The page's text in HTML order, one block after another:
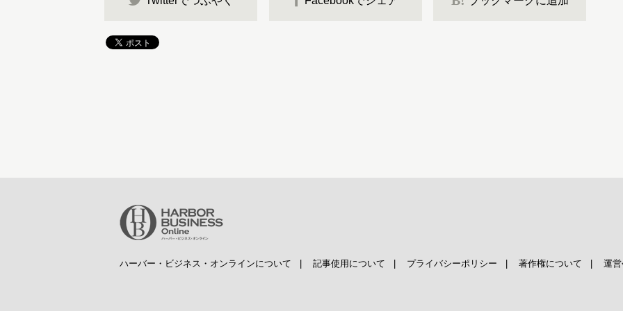
ハーバー・ビジネス・オンラインについて 記事使用について プライバシーポリシー 著作権について 運